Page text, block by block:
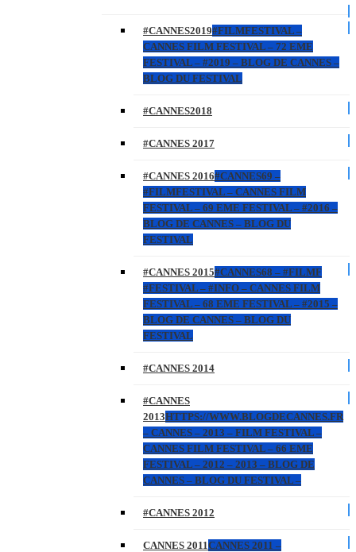
#CANNES2019#FILMFESTIVAL –
CANNES FILM FESTIVAL – 72 EME
FESTIVAL – #2019 – BLOG DE CANNES –
BLOG DU FESTIVAL
#CANNES2018
#CANNES 2017
#CANNES 2016#CANNES69 –
#FILMFESTIVAL – CANNES FILM
FESTIVAL – 69 EME FESTIVAL – #2016 –
BLOG DE CANNES – BLOG DU
FESTIVAL
#CANNES 2015#CANNES68 – #FILMF
#FESTIVAL – #INFO – CANNES FILM
FESTIVAL – 68 EME FESTIVAL – #2015 –
BLOG DE CANNES – BLOG DU
FESTIVAL
#CANNES 2014
#CANNES
2013HTTPS://WWW.BLOGDECANNES.FR
– CANNES – 2013 – FILM FESTIVAL –
CANNES FILM FESTIVAL – 66 EME
FESTIVAL – 2012 – 2013 – BLOG DE
CANNES – BLOG DU FESTIVAL –
#CANNES 2012
CANNES 2011CANNES 2011 –